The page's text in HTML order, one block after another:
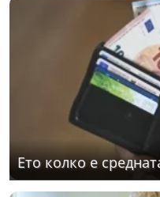
Ето колко е